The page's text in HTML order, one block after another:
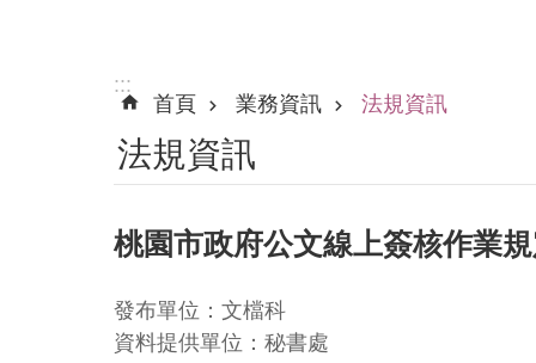
:::
首頁
業務資訊 法規資訊
法規資訊
桃園市政府公文線上簽核作業
發布單位：文檔科
資料提供單位：秘書處